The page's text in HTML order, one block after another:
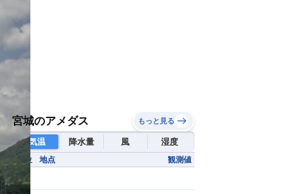
宮城のアメダス もっと見る
気温 降水量 風 湿度
順位 地点 観測値